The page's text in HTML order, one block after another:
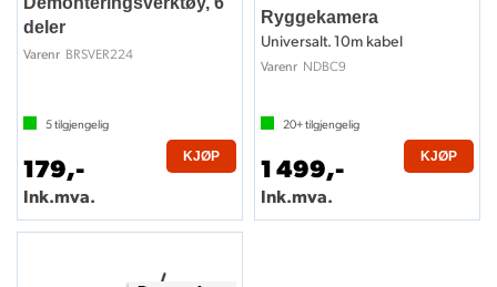
deler
Varenr BRSVER224
5tilgjengelig
179,-
Ink.mva.
KJØP
Ryggekamera
Universalt. 10m kabel
Varenr NDBC9
20+tilgjengelig
1 499,-
Ink.mva.
KJØP